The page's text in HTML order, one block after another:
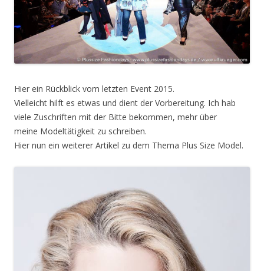
Hier ein Rückblick vom letzten Event 2015.
Vielleicht hilft es etwas und dient der Vorbereitung. Ich hab
viele Zuschriften mit der Bitte bekommen, mehr über
meine Modeltätigkeit zu schreiben.
Hier nun ein weiterer Artikel zu dem Thema Plus Size Model.